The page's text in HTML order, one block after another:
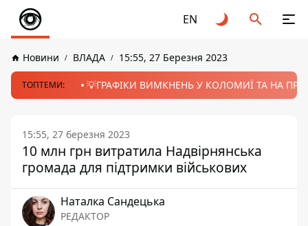
EN
Новини ВЛАДА 15:55, 27 Березня 2023
ТОПТЕМИ: 💡ГРАФІКИ ВИМКНЕНЬ У КОЛОМИЇ ТА НА
15:55, 27 березня 2023
10 млн грн витратила Надвірнянська
громада для підтримки військових
Наталка Сандецька
РЕДАКТОР